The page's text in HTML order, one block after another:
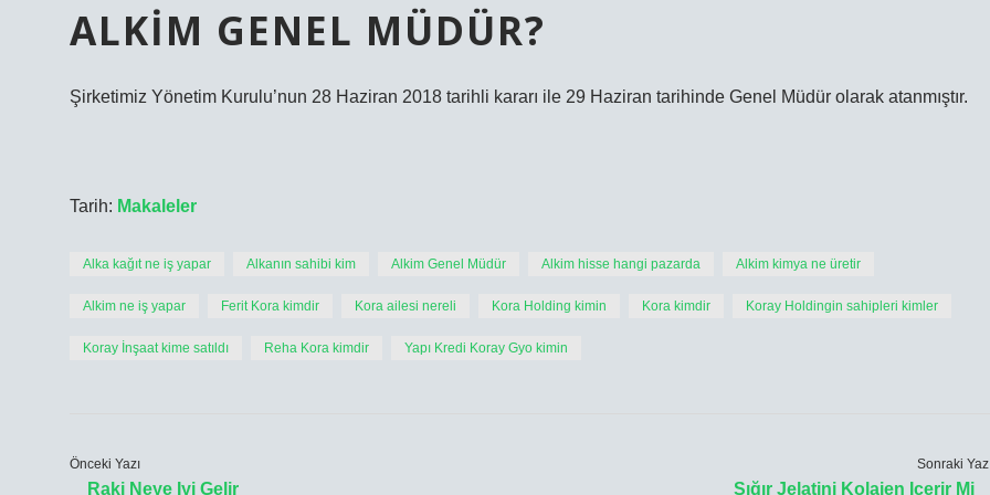
ALKIM GENEL MÜDÜR?
Şirketimiz Yönetim Kurulu’nun 28 Haziran 2018 tarihli kararı ile 29 Haziran tarihinde Genel Müdür olarak atanmıştır.
Tarih: Makaleler
Alka kağıt ne iş yapar Alkanın sahibi kim Alkim Genel Müdür Alkim hisse hangi pazarda Alkim kimya ne üretir
Alkim ne iş yapar Ferit Kora kimdir Kora ailesi nereli Kora Holding kimin Kora kimdir Koray Holdingin sahipleri kimler
Koray İnşaat kime satıldı Reha Kora kimdir Yapı Kredi Koray Gyo kimin
Önceki Yazı
Raki Neye Iyi Gelir
Sonraki
Sığır Jelatini Kolajen Içerir Mi